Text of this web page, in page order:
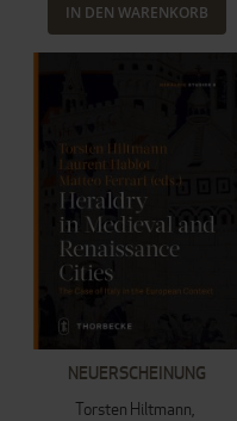
IN DEN WARENKORB
NEUERSCHEINUNG
Torsten Hiltmann